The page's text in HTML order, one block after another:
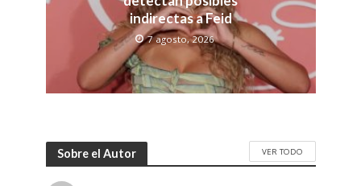
indirectas a Feid
7 agosto, 2026
Sobre el Autor VER TODO